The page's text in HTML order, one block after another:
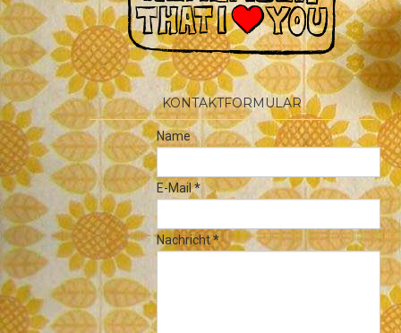
KONTAKTFORMULAR
Name
E-Mail*
Nachricht*